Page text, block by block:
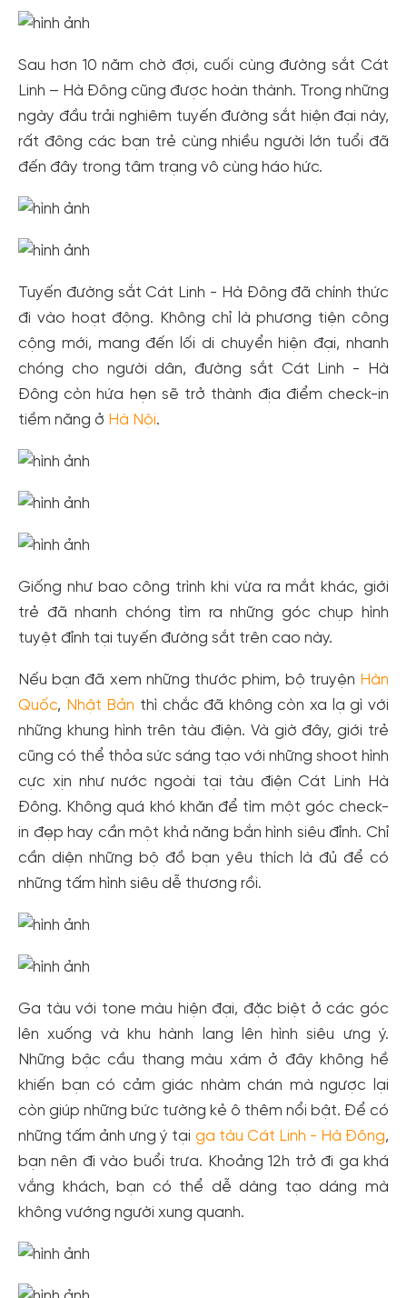
Sau hơn 10 năm chờ đợi, cuối cùng đường sắt Cát
Linh – Hà Đông cũng được hoàn thành. Trong những
ngày đầu trải nghiêm tuyến đường sắt hiện đại này,
rất đông các bạn trẻ cùng nhiều người lớn tuổi đã
đến đây trong tâm trạng vô cùng háo hức.
Tuyến đường sắt Cát Linh - Hà Đông đã chính thức
đi vào hoạt động. Không chỉ là phương tiện công
cộng mới, mang đến lối di chuyển hiện đại, nhanh
chóng cho người dân, đường sắt Cát Linh - Hà
Đông còn hứa hẹn sẽ trở thành địa điểm check-in
tiềm năng ở Hà Nội.
Giống như bao công trình khi vừa ra mắt khác, giới
trẻ đã nhanh chóng tìm ra những góc chụp hình
tuyệt đỉnh tại tuyến đường sắt trên cao này.
Nếu bạn đã xem những thước phim, bộ truyện Hàn
Quốc, Nhật Bản thì chắc đã không còn xa lạ gì với
những khung hình trên tàu điện. Và giờ đây, giới trẻ
cũng có thể thỏa sức sáng tạo với những shoot hình
cực xịn như nước ngoài tại tàu điện Cát Linh Hà
Đông. Không quá khó khăn để tìm một góc check-
in đẹp hay cần một khả năng bắn hình siêu đỉnh. Chỉ
cần diện những bộ đồ bạn yêu thích là đủ để có
những tấm hình siêu dễ thương rồi.
Ga tàu với tone màu hiện đại, đặc biệt ở các góc
lên xuống và khu hành lang lên hình siêu ưng ý.
Những bậc cầu thang màu xám ở đây không hề
khiến bạn có cảm giác nhàm chán mà ngược lại
còn giúp những bức tường kẻ ô thêm nổi bật. Để có
những tấm ảnh ưng ý tại ga tàu Cát Linh - Hà Đông,
bạn nên đi vào buổi trưa. Khoảng 12h trở đi ga khá
vắng khách, bạn có thể dễ dàng tạo dáng mà
không vướng người xung quanh.